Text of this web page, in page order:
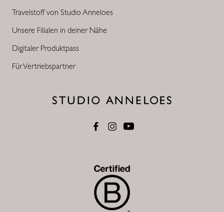
Travelstoff von Studio Anneloes
Unsere Filialen in deiner Nähe
Digitaler Produktpass
Für Vertriebspartner